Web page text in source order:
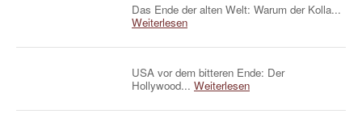
Das Ende der alten Welt: Warum der Kolla...
Weiterlesen
USA vor dem bitteren Ende: Der
Hollywood... Weiterlesen